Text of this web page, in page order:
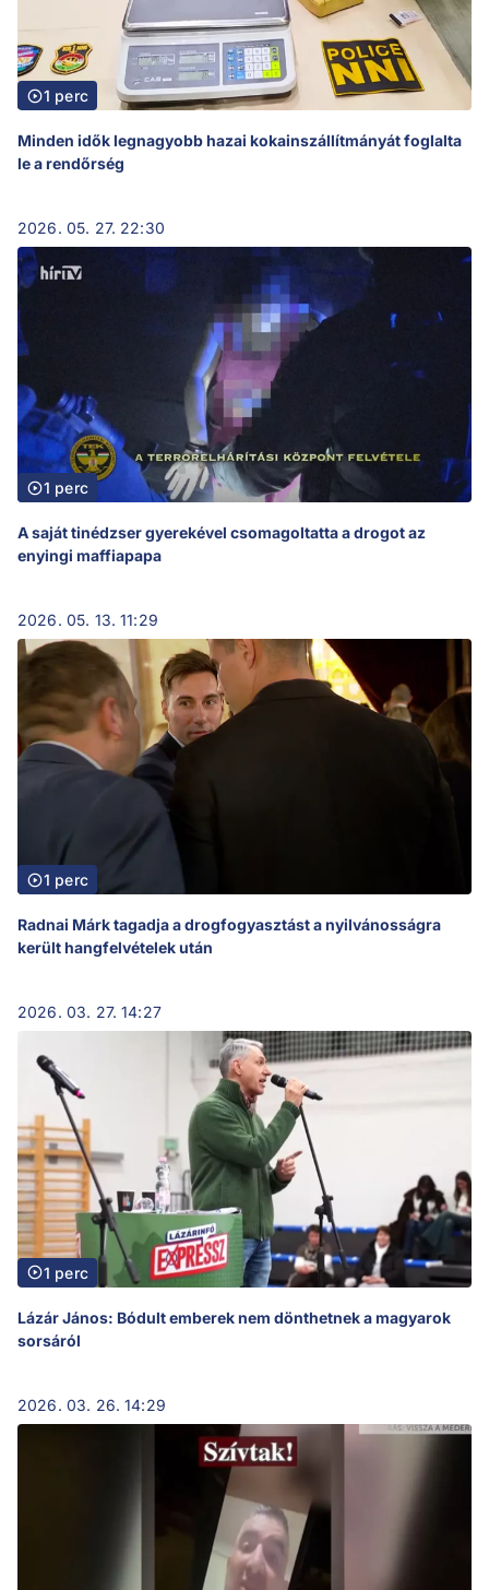
1 perc
Minden idők legnagyobb hazai kokainszállítmányát foglalta
le a rendőrség
2026. 05. 27. 22:30
1 perc
A saját tinédzser gyerekével csomagoltatta a drogot az
enyingi maffiapapa
2026. 05. 13. 11:29
1 perc
Radnai Márk tagadja a drogfogyasztást a nyilvánosságra
került hangfelvételek után
2026. 03. 27. 14:27
1 perc
Lázár János: Bódult emberek nem dönthetnek a magyarok
sorsáról
2026. 03. 26. 14:29